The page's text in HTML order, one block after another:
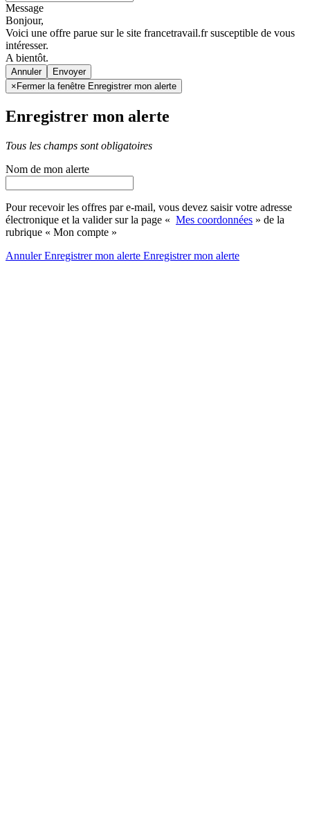
Message
Bonjour,
Voici une offre parue sur le site francetravail.fr susceptible de vous
intéresser.
A bientôt.
Annuler
× Fermer la fenêtre Enregistrer mon alerte
Enregistrer mon alerte
Tous les champs sont obligatoires
Nom de mon alerte
Pour recevoir les offres par e-mail, vous devez saisir votre adresse
électronique et la valider sur la page « Mes coordonnées » de la
rubrique « Mon compte »
AnnulerEnregistrer mon alerte Enregistrermon alerte